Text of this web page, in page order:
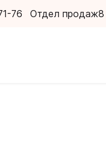
76 Отдел продаж